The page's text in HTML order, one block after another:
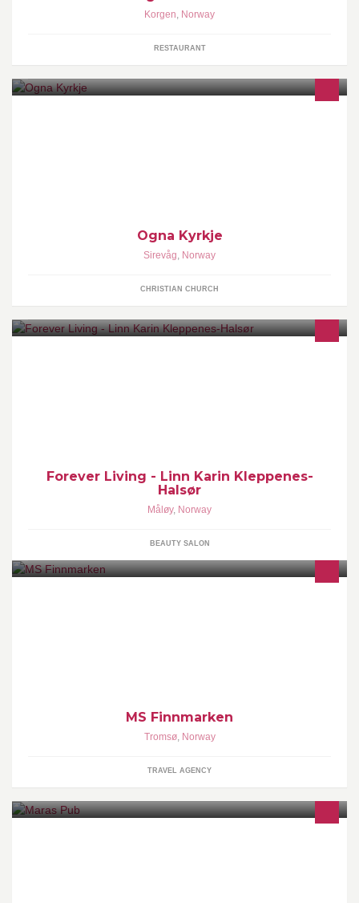
Korgen, Norway
RESTAURANT
Ogna Kyrkje
Sirevåg, Norway
CHRISTIAN CHURCH
Forever Living - Linn Karin Kleppenes-
Halsør
Måløy, Norway
BEAUTY SALON
MS Finnmarken
Tromsø, Norway
TRAVEL AGENCY